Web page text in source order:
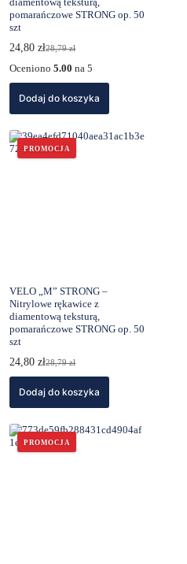
pomarańczowe STRONG op. 50
szt
28,79zł
Pierwotna
cena
24,80złAktualna
cena
Oceniono5.00 na 5
Dodaj do koszyka
PROMOCJA
VELO „M” STRONG –
Nitrylowe rękawice z
diamentową teksturą,
pomarańczowe STRONG op. 50
szt
28,79zł
Pierwotna
cena
wynosiła:
24,80złAktualna
cena
wynosi:
Dodaj do koszyka
PROMOCJA